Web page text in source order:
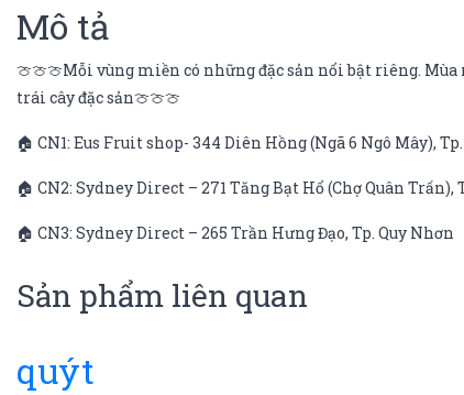
Mô tả
🍈🍈🍈Mỗi vùng miền có những đặc sản nổi bật riêng.
trái cây đặc sản🍈🍈🍈
🏠 CN1: Eus Fruit shop- 344 Diên Hồng (Ngã 6 Ngô Mây),
🏠 CN2: Sydney Direct – 271 Tăng Bạt Hổ (Chợ Quân Trấn),
🏠 CN3: Sydney Direct – 265 Trần Hưng Đạo, Tp. Quy Nhơn
Sản phẩm liên quan
quýt